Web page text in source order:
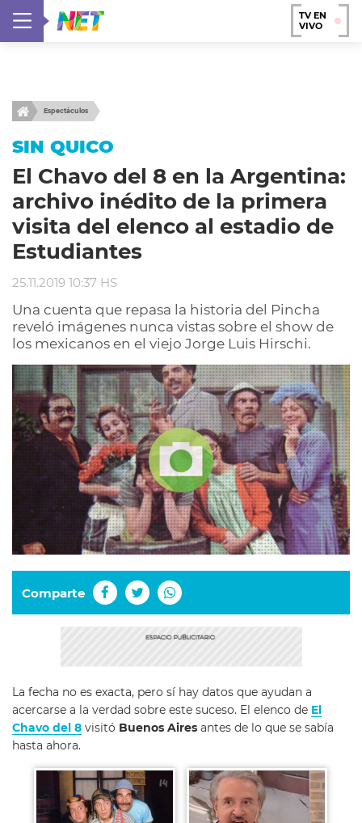
TV EN
VIVO
Espectáculos
SIN QUICO
El Chavo del 8 en la Argentina:
archivo inédito de la primera
visita del elenco al estadio de
Estudiantes
25.11.2019 10:37 HS
Una cuenta que repasa la historia del Pincha
reveló imágenes nunca vistas sobre el show de
los mexicanos en el viejo Jorge Luis Hirschi.
Comparte
La fecha no es exacta, pero sí hay datos que ayudan a
acercarse a la verdad sobre este suceso. El elenco de El
Chavo del 8 visitó Buenos Aires antes de lo que se sabía
hasta ahora.